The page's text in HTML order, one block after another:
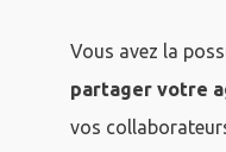
Vous avez la
partager votre
vos